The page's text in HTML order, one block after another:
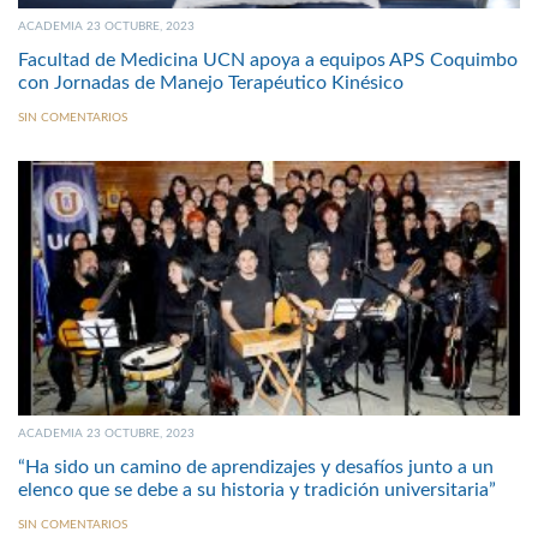
ACADEMIA 23 OCTUBRE, 2023
Facultad de Medicina UCN apoya a equipos APS Coquimbo
con Jornadas de Manejo Terapéutico Kinésico
SIN COMENTARIOS
ACADEMIA 23 OCTUBRE, 2023
“Ha sido un camino de aprendizajes y desafíos junto a un
elenco que se debe a su historia y tradición universitaria”
SIN COMENTARIOS